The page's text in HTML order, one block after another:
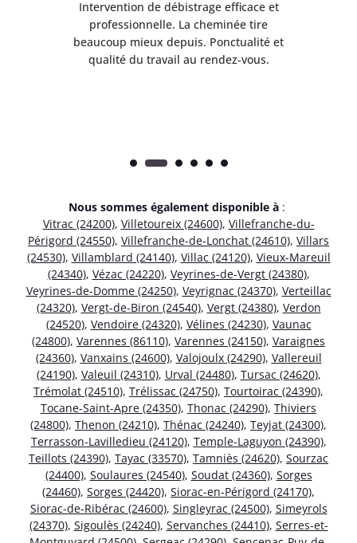
Intervention de débistrage efficace et
professionnelle. La cheminée tire
beaucoup mieux depuis. Ponctualité et
qualité du travail au rendez-vous.
Nous sommes également disponible à :
Vitrac (24200), Villetoureix (24600), Villefranche-du-
Périgord (24550), Villefranche-de-Lonchat (24610), Villars
(24530), Villamblard (24140), Villac (24120), Vieux-Mareuil
(24340), Vézac (24220), Veyrines-de-Vergt (24380),
Veyrines-de-Domme (24250), Veyrignac (24370), Verteillac
(24320), Vergt-de-Biron (24540), Vergt (24380), Verdon
(24520), Vendoire (24320), Vélines (24230), Vaunac
(24800), Varennes (86110), Varennes (24150), Varaignes
(24360), Vanxains (24600), Valojoulx (24290), Vallereuil
(24190), Valeuil (24310), Urval (24480), Tursac (24620),
Trémolat (24510), Trélissac (24750), Tourtoirac (24390),
Tocane-Saint-Apre (24350), Thonac (24290), Thiviers
(24800), Thenon (24210), Thénac (24240), Teyjat (24300),
Terrasson-Lavilledieu (24120), Temple-Laguyon (24390),
Teillots (24390), Tayac (33570), Tamniès (24620), Sourzac
(24400), Soulaures (24540), Soudat (24360), Sorges
(24460), Sorges (24420), Siorac-en-Périgord (24170),
Siorac-de-Ribérac (24600), Singleyrac (24500), Simeyrols
(24370), Sigoulès (24240), Servanches (24410), Serres-et-